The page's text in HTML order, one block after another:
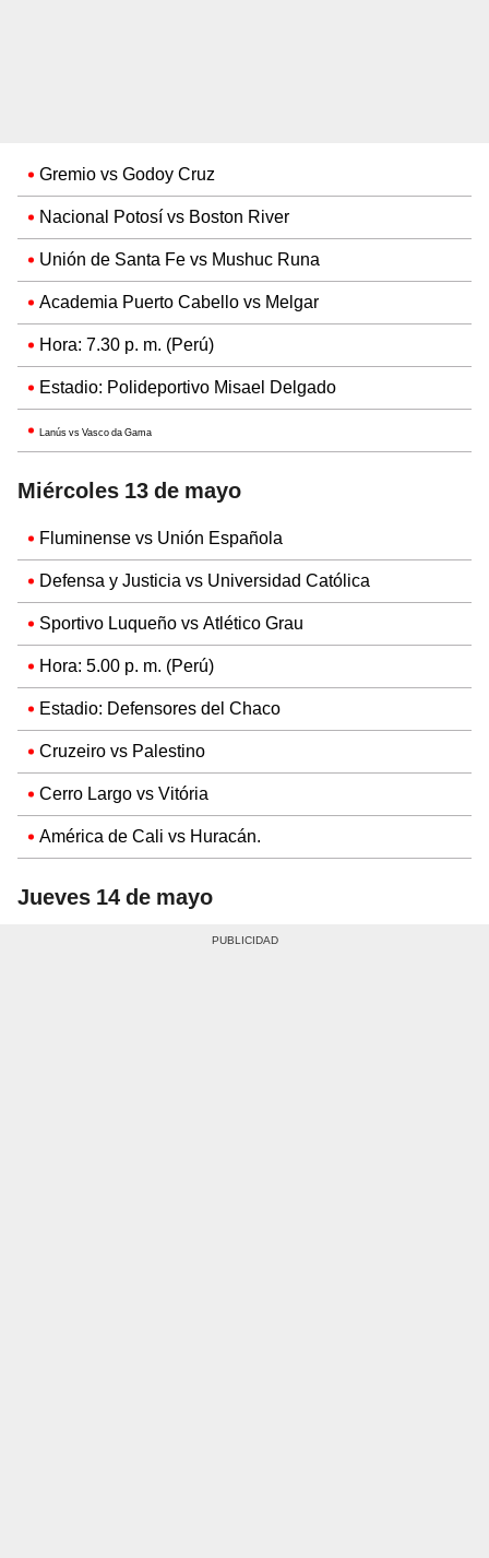
Gremio vs Godoy Cruz
Nacional Potosí vs Boston River
Unión de Santa Fe vs Mushuc Runa
Academia Puerto Cabello vs Melgar
Hora: 7.30 p. m. (Perú)
Estadio: Polideportivo Misael Delgado
Lanús vs Vasco da Gama
Miércoles 13 de mayo
Fluminense vs Unión Española
Defensa y Justicia vs Universidad Católica
Sportivo Luqueño vs Atlético Grau
Hora: 5.00 p. m. (Perú)
Estadio: Defensores del Chaco
Cruzeiro vs Palestino
Cerro Largo vs Vitória
América de Cali vs Huracán.
Jueves 14 de mayo